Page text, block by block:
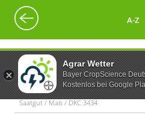
Agrar Wetter
Bayer CropScience
Kostenlos bei Google
A-Z
Saatgut / Mais / DKC 3434